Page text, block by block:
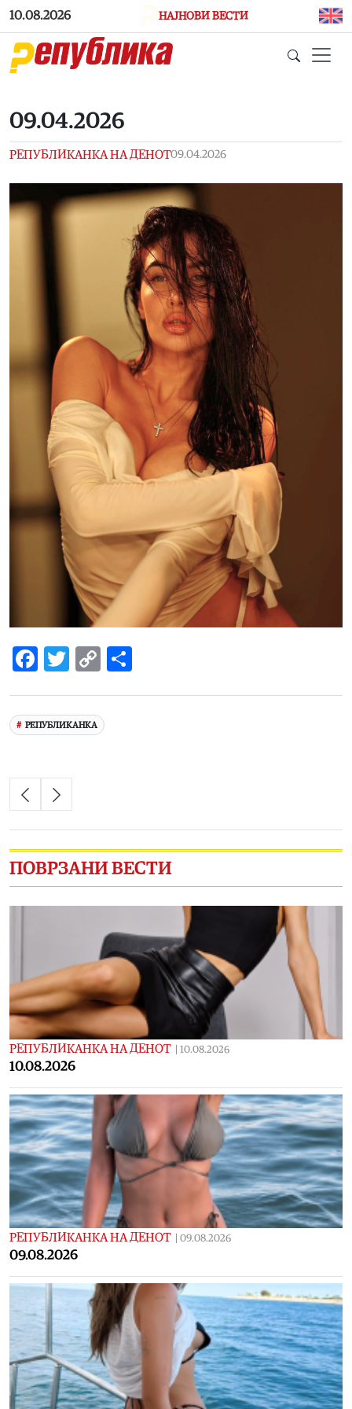
Skip to main content
10.08.2026 НАЈНОВИ ВЕСТИ
09.04.2026
РЕПУБЛИКАНКА НА ДЕНОТ09.04.2026
Facebook
Twitter
Copy
РЕПУБЛИКАНКА
ПОВРЗАНИ ВЕСТИ
РЕПУБЛИКАНКА НА ДЕНОТ 10.08.2026
10.08.2026
РЕПУБЛИКАНКА НА ДЕНОТ 09.08.2026
09.08.2026